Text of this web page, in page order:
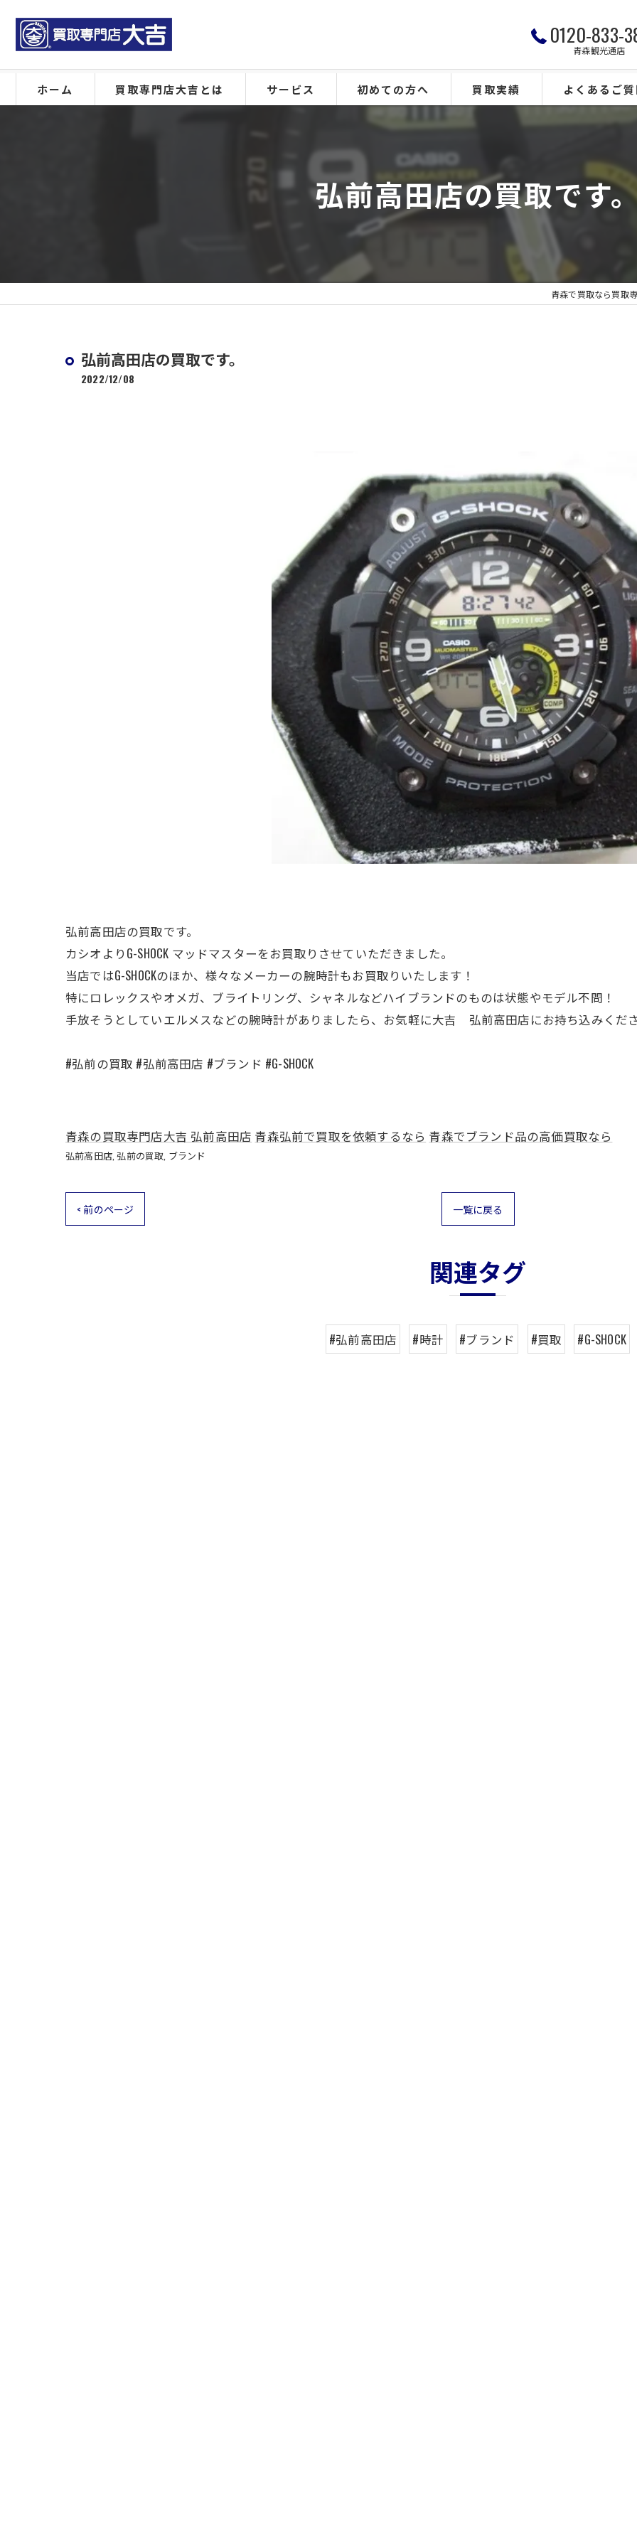
0120-833-
青森観光通店
ホーム 買取専門店大吉とは サービス 初めての方へ 買取実績 よくあるご質
弘前高田店の買取です
青森で買取なら買取
弘前高田店の買取です。
2022/12/08
弘前高田店の買取です。
カシオよりG-SHOCK マッドマスターをお買取りさせていただきました。
当店ではG-SHOCKのほか、様々なメーカーの腕時計もお買取りいたします！
特にロレックスやオメガ、ブライトリング、シャネルなどハイブランドのものは状態やモデル不問！
手放そうとしていエルメスなどの腕時計がありましたら、お気軽に大吉 弘前高田店にお持ち込みくだ
#弘前の買取 #弘前高田店 #ブランド #G-SHOCK
青森の買取専門店大吉 弘前高田店 青森弘前で買取を依頼するなら 青森でブランド品の高価買取なら
弘前高田店 弘前の買取 ブランド
< 前のページ 一覧に戻る
関連タグ
#弘前高田店 #時計 #ブランド #買取 #G-SHOCK